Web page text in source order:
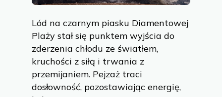
Lód na czarnym piasku Diamentowej
Plaży stał się punktem wyjścia do
zderzenia chłodu ze światłem,
kruchości z siłą i trwania z
przemijaniem. Pejzaż traci
dosłowność, pozostawiając energię,